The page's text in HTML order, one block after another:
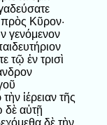
Κῦρον·
γενόμενον
τῷ ἐν τρισὶ
ἱέρειαν τῆς
δὲ αὐτῇ
δὲ τὴν